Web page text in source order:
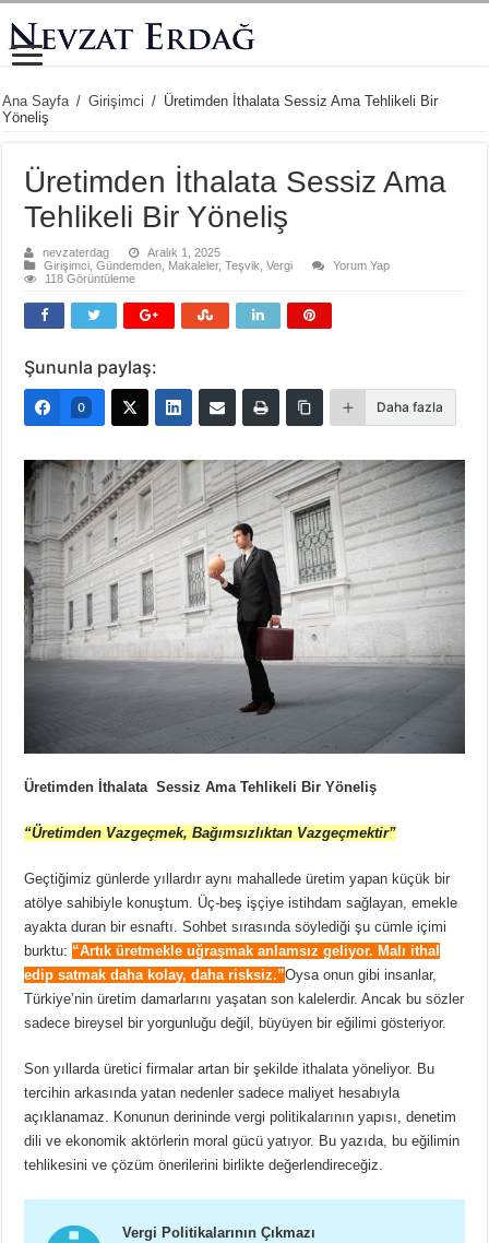
Ana Sayfa / Girişimci / Üretimden İthalata Sessiz Ama Tehlikeli Bir
Yöneliş
Üretimden İthalata Sessiz Ama
Tehlikeli Bir Yöneliş
nevzaterdag
Aralık 1, 2025
Girişimci ,Gündemden Makaleler,Teşvik ,Vergi
Yorum Yap
118 Görüntüleme
Şununla paylaş:
0 Daha fazla
Üretimden İthalata Sessiz Ama Tehlikeli Bir Yöneliş
“Üretimden Vazgeçmek, Bağımsızlıktan Vazgeçmektir”
Geçtiğimiz günlerde yıllardır aynı mahallede üretim yapan küçük bir
atölye sahibiyle konuştum. Üç-beş işçiye istihdam sağlayan, emekle
ayakta duran bir esnaftı. Sohbet sırasında söylediği şu cümle içimi
burktu: “Artık üretmekle uğraşmak anlamsız geliyor. Malı ithal
edip satmak daha kolay, daha risksiz.”Oysa onun gibi insanlar,
Türkiye’nin üretim damarlarını yaşatan son kalelerdir. Ancak bu sözler
sadece bireysel bir yorgunluğu değil, büyüyen bir eğilimi gösteriyor.
Son yıllarda üretici firmalar artan bir şekilde ithalata yöneliyor. Bu
tercihin arkasında yatan nedenler sadece maliyet hesabıyla
açıklanamaz. Konunun derininde vergi politikalarının yapısı, denetim
dili ve ekonomik aktörlerin moral gücü yatıyor. Bu yazıda, bu eğilimin
tehlikesini ve çözüm önerilerini birlikte değerlendireceğiz.
Vergi Politikalarının Çıkmazı